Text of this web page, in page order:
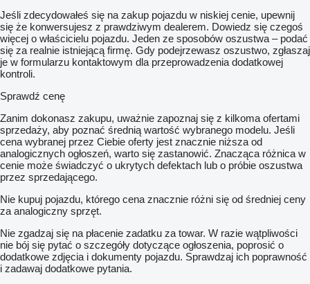
Jeśli zdecydowałeś się na zakup pojazdu w niskiej cenie, upewnij
się że konwersujesz z prawdziwym dealerem. Dowiedz się czegoś
więcej o właścicielu pojazdu. Jeden ze sposobów oszustwa – podać
się za realnie istniejącą firmę. Gdy podejrzewasz oszustwo, zgłaszaj
je w formularzu kontaktowym dla przeprowadzenia dodatkowej
kontroli.
Sprawdź cenę
Zanim dokonasz zakupu, uważnie zapoznaj się z kilkoma ofertami
sprzedaży, aby poznać średnią wartość wybranego modelu. Jeśli
cena wybranej przez Ciebie oferty jest znacznie niższa od
analogicznych ogłoszeń, warto się zastanowić. Znacząca różnica w
cenie może świadczyć o ukrytych defektach lub o próbie oszustwa
przez sprzedającego.
Nie kupuj pojazdu, którego cena znacznie różni się od średniej ceny
za analogiczny sprzęt.
Nie zgadzaj się na płacenie zadatku za towar. W razie wątpliwości
nie bój się pytać o szczegóły dotyczące ogłoszenia, poprosić o
dodatkowe zdjęcia i dokumenty pojazdu. Sprawdzaj ich poprawność
i zadawaj dodatkowe pytania.